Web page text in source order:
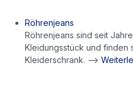
Röhrenjeans
Röhrenjeans sind seit
Kleidungsstück und finden
Kleiderschrank. -->